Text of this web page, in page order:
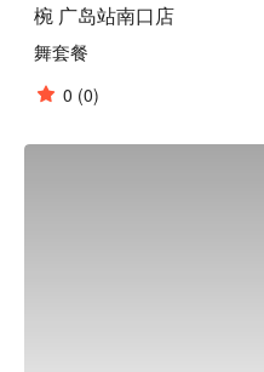
椀 广岛站南口店
舞套餐
0 (0)